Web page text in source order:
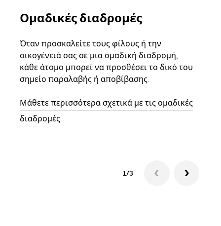
Ομαδικές διαδρομές
Όταν προσκαλείτε τους φίλους ή την
οικογένειά σας σε μια ομαδική διαδρομή,
κάθε άτομο μπορεί να προσθέσει το δικό του
σημείο παραλαβής ή αποβίβασης.
Μάθετε περισσότερα σχετικά με τις ομαδικές
διαδρομές
1/3